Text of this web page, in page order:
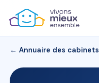
← Annuaire des cabinets